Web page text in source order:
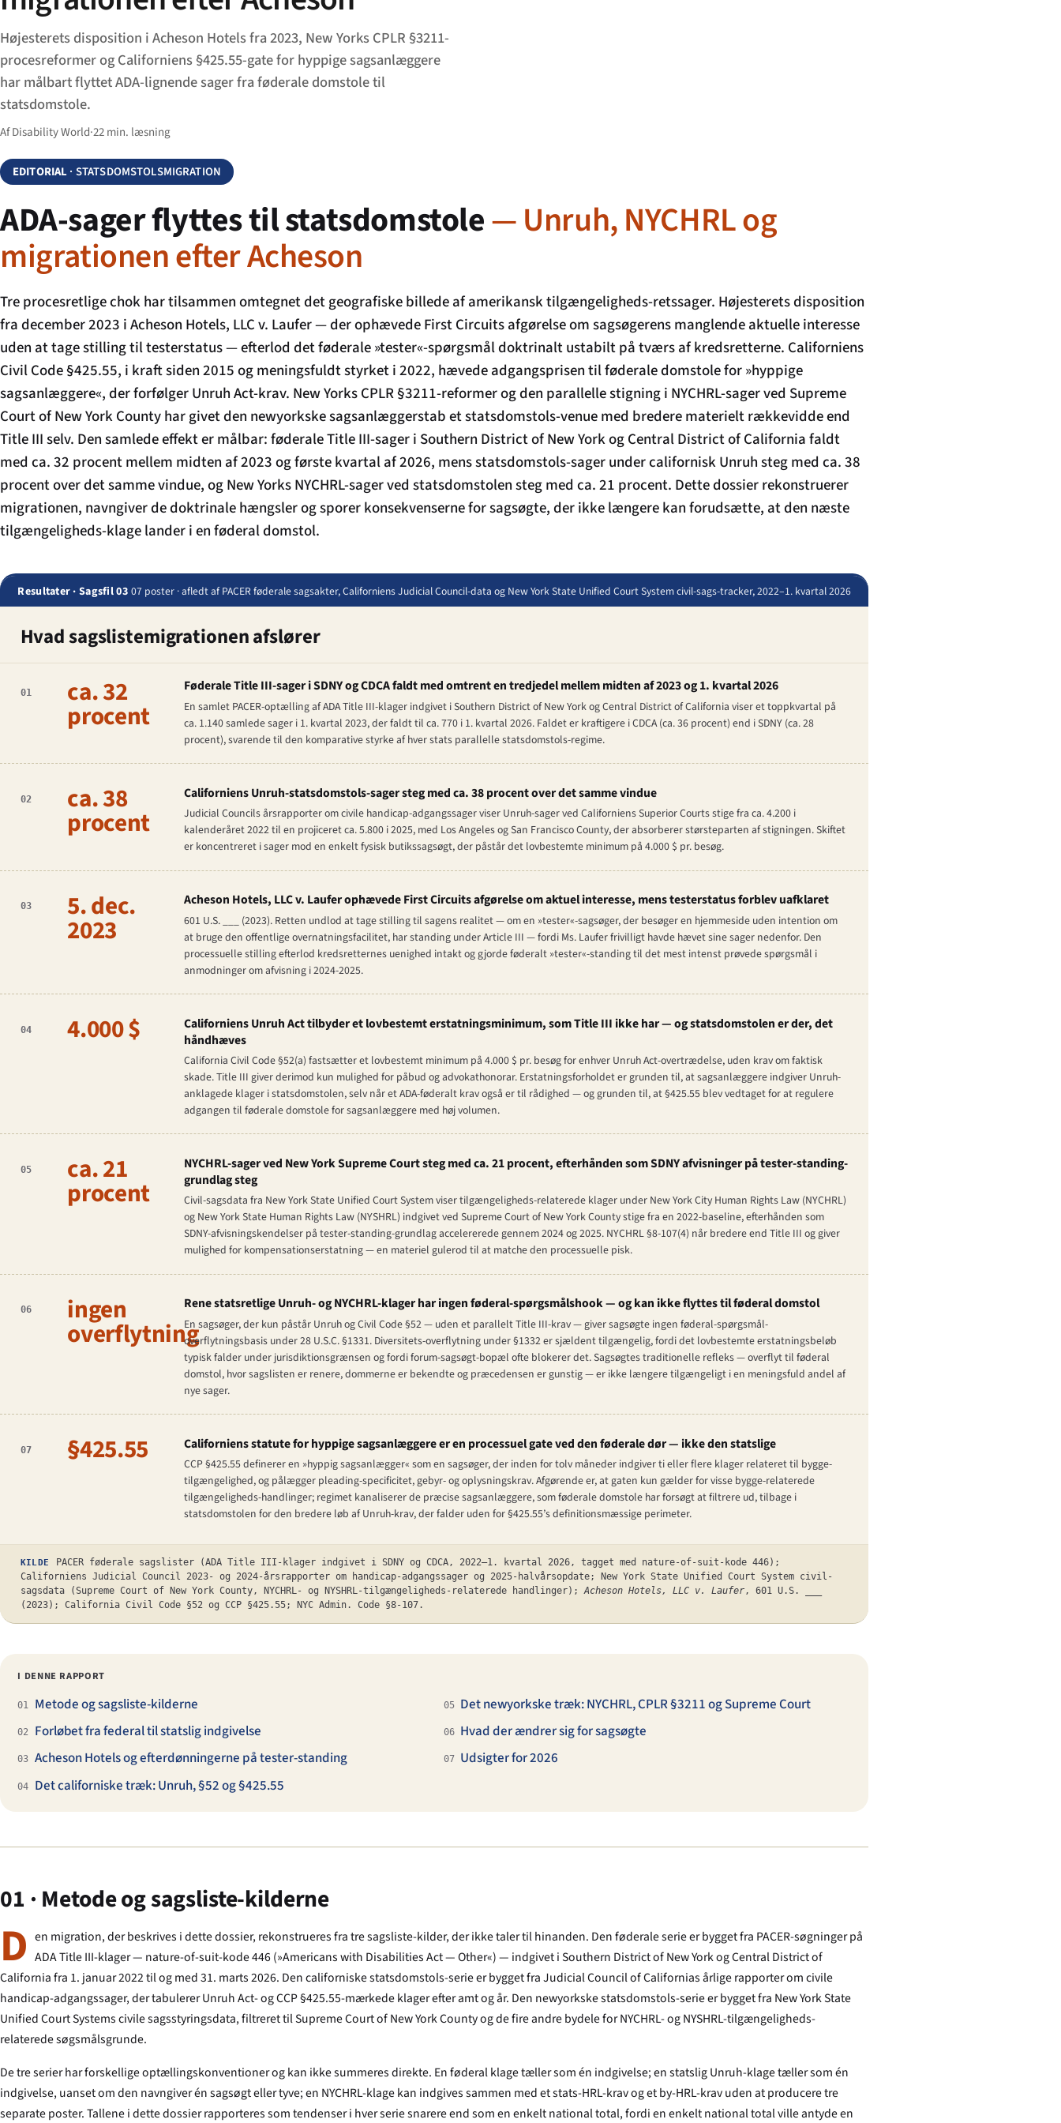
Højesterets disposition i Acheson Hotels fra 2023, New Yorks CPLR §3211-
procesreformer og Californiens §425.55-gate for hyppige sagsanlæggere
har målbart flyttet ADA-lignende sager fra føderale domstole til
statsdomstole.
Af Disability World·22 min. læsning
EDITORIAL · STATSDOMSTOLSMIGRATION
ADA-sager flyttes til statsdomstole— Unruh, NYCHRL og
migrationen efter Acheson
Tre procesretlige chok har tilsammen omtegnet det geografiske billede af amerikansk tilgængeligheds-retssager. Højesterets disposition
fra december 2023 iAcheson Hotels, LLC v. Laufer— der ophævede First Circuits afgørelse om sagsøgerens manglende aktuelle interesse
uden at tage stilling til testerstatus — efterlod det føderale »tester«-spørgsmål doktrinalt ustabilt på tværs af kredsretterne. Californiens
Civil Code §425.55, i kraft siden 2015 og meningsfuldt styrket i 2022, hævede adgangsprisen til føderale domstole for »hyppige
sagsanlæggere«, der forfølger Unruh Act-krav. New Yorks CPLR §3211-reformer og den parallelle stigning i NYCHRL-sager ved Supreme
Court of New York County har givet den newyorkske sagsanlæggerstab et statsdomstols-venue med bredere materielt rækkevidde end
Title III selv. Den samlede effekt er målbar: føderale Title III-sager i Southern District of New York og Central District of California faldt
med ca. 32 procent mellem midten af 2023 og første kvartal af 2026, mens statsdomstols-sager under californisk Unruh steg med ca. 38
procent over det samme vindue, og New Yorks NYCHRL-sager ved statsdomstolen steg med ca. 21 procent. Dette dossier rekonstruerer
migrationen, navngiver de doktrinale hængsler og sporer konsekvenserne for sagsøgte, der ikke længere kan forudsætte, at den næste
tilgængeligheds-klage lander i en føderal domstol.
Resultater · Sagsfil 03 07 poster · afledt af PACER føderale sagsakter, Californiens Judicial Council-data og New York State Unified Court System civil-sags-tracker, 2022–1. kvartal 2026
Hvad sagslistemigrationen afslører
01 ca. 32
procent
Føderale Title III-sager i SDNY og CDCA faldt med omtrent en tredjedel mellem midten af 2023 og 1. kvartal 2026
En samlet PACER-optælling af ADA Title III-klager indgivet i Southern District of New York og Central District of California viser et toppkvartal på
ca. 1.140 samlede sager i 1. kvartal 2023, der faldt til ca. 770 i 1. kvartal 2026. Faldet er kraftigere i CDCA (ca. 36 procent) end i SDNY (ca. 28
procent), svarende til den komparative styrke af hver stats parallelle statsdomstols-regime.
02 ca. 38
procent
Californiens Unruh-statsdomstols-sager steg med ca. 38 procent over det samme vindue
Judicial Councils årsrapporter om civile handicap-adgangssager viser Unruh-sager ved Californiens Superior Courts stige fra ca. 4.200 i
kalenderåret 2022 til en projiceret ca. 5.800 i 2025, med Los Angeles og San Francisco County, der absorberer størsteparten af stigningen. Skiftet
er koncentreret i sager mod en enkelt fysisk butikssagsøgt, der påstår det lovbestemte minimum på 4.000 $ pr. besøg.
03 5. dec.
2023
Acheson Hotels, LLC v. Lauferophævede First Circuits afgørelse om aktuel interesse, mens testerstatus forblev uafklaret
601 U.S. ___ (2023). Retten undlod at tage stilling til sagens realitet — om en »tester«-sagsøger, der besøger en hjemmeside uden intention om
at bruge den offentlige overnatningsfacilitet, har standing under Article III — fordi Ms. Laufer frivilligt havde hævet sine sager nedenfor. Den
processuelle stilling efterlod kredsretternes uenighed intakt og gjorde føderalt »tester«-standing til det mest intenst prøvede spørgsmål i
anmodninger om afvisning i 2024-2025.
04 4.000 $
Californiens Unruh Act tilbyder et lovbestemt erstatningsminimum, som Title III ikke har — og statsdomstolen er der, det
håndhæves
California Civil Code §52(a) fastsætter et lovbestemt minimum på 4.000 $ pr. besøg for enhver Unruh Act-overtrædelse, uden krav om faktisk
skade. Title III giver derimod kun mulighed for påbud og advokathonorar. Erstatningsforholdet er grunden til, at sagsanlæggere indgiver Unruh-
anklagede klager i statsdomstolen, selv når et ADA-føderalt krav også er til rådighed — og grunden til, at §425.55 blev vedtaget for at regulere
adgangen til føderale domstole for sagsanlæggere med høj volumen.
05 ca. 21
procent
NYCHRL-sager ved New York Supreme Court steg med ca. 21 procent, efterhånden som SDNY afvisninger på tester-standing-
grundlag steg
Civil-sagsdata fra New York State Unified Court System viser tilgængeligheds-relaterede klager under New York City Human Rights Law (NYCHRL)
og New York State Human Rights Law (NYSHRL) indgivet ved Supreme Court of New York County stige fra en 2022-baseline, efterhånden som
SDNY-afvisningskendelser på tester-standing-grundlag accelererede gennem 2024 og 2025. NYCHRL §8-107(4) når bredere end Title III og giver
mulighed for kompensationserstatning — en materiel gulerod til at matche den processuelle pisk.
06 ingen
overflytning
Rene statsretlige Unruh- og NYCHRL-klager har ingen føderal-spørgsmålshook — og kan ikke flyttes til føderal domstol
En sagsøger, der kun påstår Unruh og Civil Code §52 — uden et parallelt Title III-krav — giver sagsøgte ingen føderal-spørgsmål-
overflytningsbasis under 28 U.S.C. §1331. Diversitets-overflytning under §1332 er sjældent tilgængelig, fordi det lovbestemte erstatningsbeløb
typisk falder under jurisdiktionsgrænsen og fordi forum-sagsøgt-bopæl ofte blokerer det. Sagsøgtes traditionelle refleks — overflyt til føderal
domstol, hvor sagslisten er renere, dommerne er bekendte og præcedensen er gunstig — er ikke længere tilgængeligt i en meningsfuld andel af
nye sager.
07 §425.55 Californiens statute for hyppige sagsanlæggere er en processuel gate ved den føderale dør — ikke den statslige
CCP §425.55 definerer en »hyppig sagsanlægger« som en sagsøger, der inden for tolv måneder indgiver ti eller flere klager relateret til bygge-
tilgængelighed, og pålægger pleading-specificitet, gebyr- og oplysningskrav. Afgørende er, at gaten kun gælder for visse bygge-relaterede
tilgængeligheds-handlinger; regimet kanaliserer de præcise sagsanlæggere, som føderale domstole har forsøgt at filtrere ud, tilbage i
statsdomstolen for den bredere løb af Unruh-krav, der falder uden for §425.55’s definitionsmæssige perimeter.
KILDE
PACER føderale sagslister (ADA Title III-klager indgivet i SDNY og CDCA, 2022–1. kvartal 2026, tagget med nature-of-suit-kode 446);
Californiens Judicial Council 2023- og 2024-årsrapporter om handicap-adgangssager og 2025-halvårsopdate; New York State Unified Court System civil-
sagsdata (Supreme Court of New York County, NYCHRL- og NYSHRL-tilgængeligheds-relaterede handlinger);Acheson Hotels, LLC v. Laufer, 601 U.S. ___
(2023); California Civil Code §52 og CCP §425.55; NYC Admin. Code §8-107.
I DENNE RAPPORT
01 Metode og sagsliste-kilderne
02 Forløbet fra federal til statslig indgivelse
03 Acheson Hotels og efterdønningerne på tester-standing
04 Det californiske træk: Unruh, §52 og §425.55
05 Det newyorkske træk: NYCHRL, CPLR §3211 og Supreme Court
06 Hvad der ændrer sig for sagsøgte
07 Udsigter for 2026
01 · Metode og sagsliste-kilderne
D en migration, der beskrives i dette dossier, rekonstrueres fra tre sagsliste-kilder, der ikke taler til hinanden. Den føderale serie er bygget fra PACER-søgninger på
ADA Title III-klager — nature-of-suit-kode 446 (»Americans with Disabilities Act — Other«) — indgivet i Southern District of New York og Central District of
California fra 1. januar 2022 til og med 31. marts 2026. Den californiske statsdomstols-serie er bygget fra Judicial Council of Californias årlige rapporter om civile
handicap-adgangssager, der tabulerer Unruh Act- og CCP §425.55-mærkede klager efter amt og år. Den newyorkske statsdomstols-serie er bygget fra New York State
Unified Court Systems civile sagsstyringsdata, filtreret til Supreme Court of New York County og de fire andre bydele for NYCHRL- og NYSHRL-tilgængeligheds-
relaterede søgsmålsgrunde.
De tre serier har forskellige optællingskonventioner og kan ikke summeres direkte. En føderal klage tæller som én indgivelse; en statslig Unruh-klage tæller som én
indgivelse, uanset om den navngiver én sagsøgt eller tyve; en NYCHRL-klage kan indgives sammen med et stats-HRL-krav og et by-HRL-krav uden at producere tre
separate poster. Tallene i dette dossier rapporteres som tendenser i hver serie snarere end som en enkelt national total, fordi en enkelt national total ville antyde en